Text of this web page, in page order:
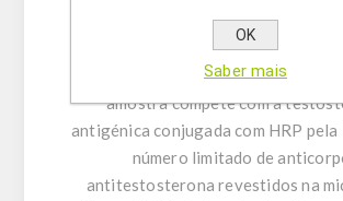
O kit ELISA de Testosterona Livre é
imunoenzimático competitivo em
testosterona livre (antigénio)
amostra compete com a
antigénica conjugada com HRP
número limitado de
antitestosterona revestidos na
OK
Saber mais